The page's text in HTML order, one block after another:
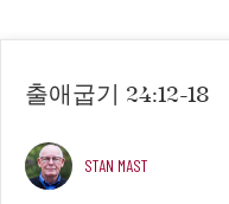
출애굽기 24:12-18
STAN MAST